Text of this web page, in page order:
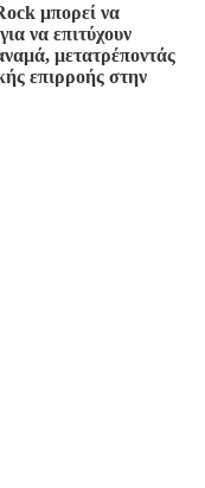
μπορεί να
να επιτύχουν
μετατρέποντάς
επιρροής στην